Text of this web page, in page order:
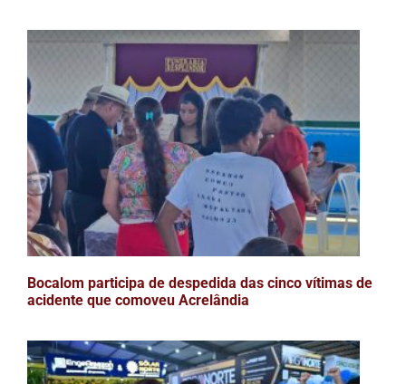
Bocalom participa de despedida das cinco vítimas de
acidente que comoveu Acrelândia